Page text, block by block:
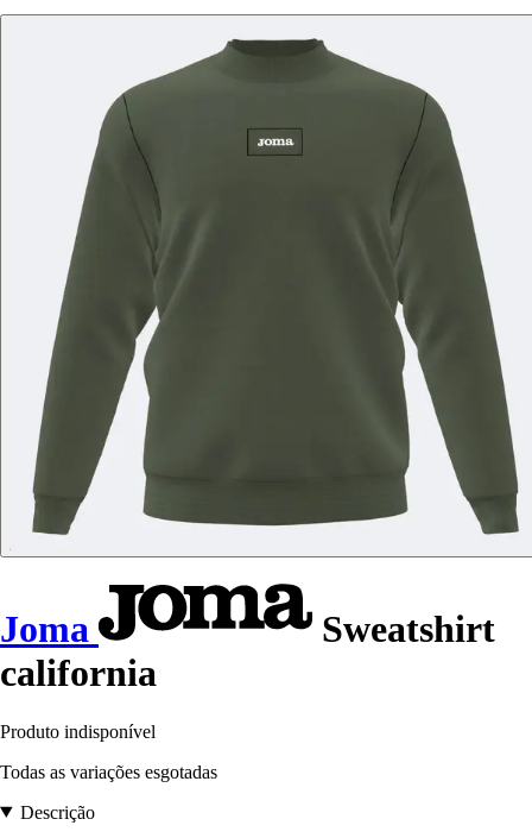
Joma
Sweatshirt
california
Produto indisponível
Todas as variações esgotadas
Descrição